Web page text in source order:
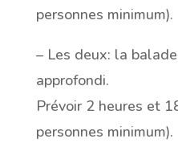
personnes minimum).
– Les deux: la
approfondi.
Prévoir 2 heures et
personnes minimum).